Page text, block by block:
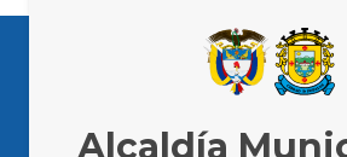
Alcaldía